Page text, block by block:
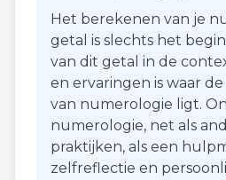
Het berekenen van je
getal is slechts het
van dit getal in de
en ervaringen is waar
van numerologie ligt.
numerologie, net als
praktijken, als een
zelfreflectie en